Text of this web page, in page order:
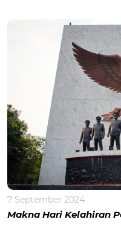
7 September 2024
Makna Hari Kelahiran